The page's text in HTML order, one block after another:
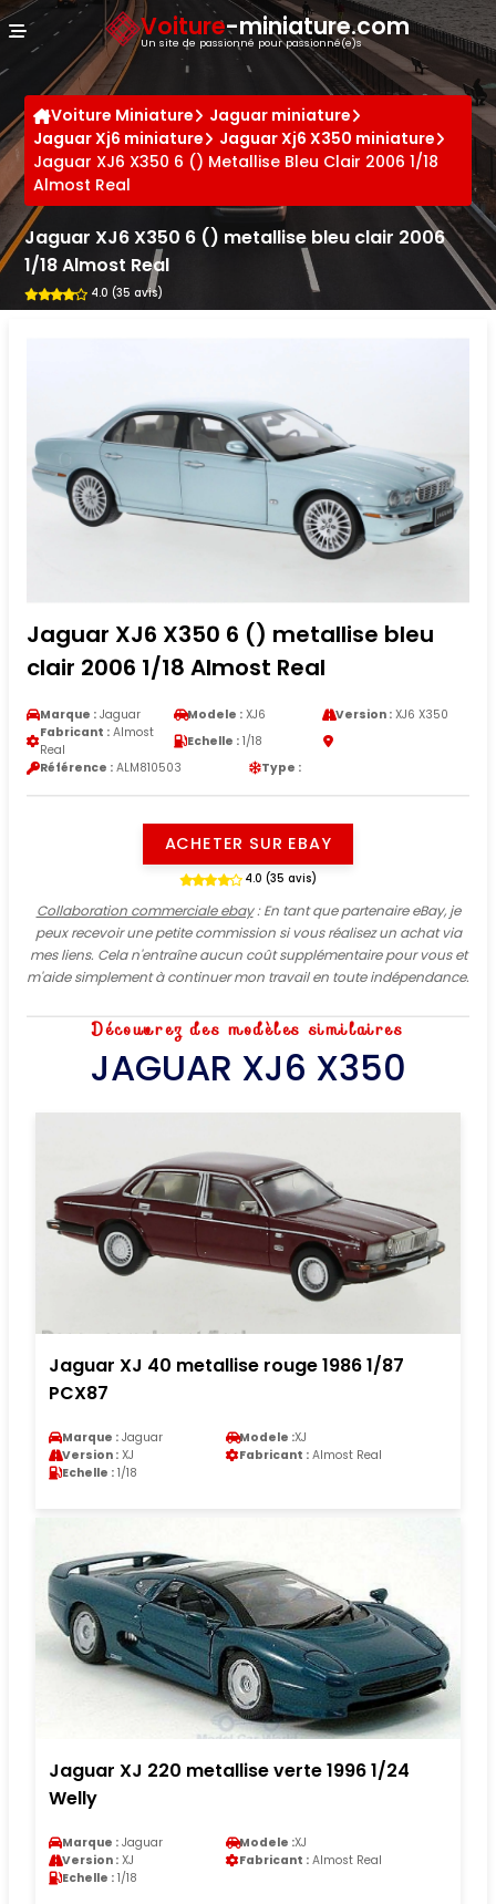
Voiture-miniature.com
Un site de passionné pour passionné(e)s
Voiture Miniature
Jaguar miniature
Jaguar Xj6 miniature
Jaguar Xj6 X350 miniature
Jaguar XJ6 X350 6 () Metallise Bleu Clair 2006 1/18
Almost Real
Jaguar XJ6 X350 6 () metallise bleu clair 2006
1/18 Almost Real
4.0 (35 avis)
Jaguar XJ6 X350 6 () metallise bleu
clair 2006 1/18 Almost Real
Marque : Jaguar Modele : XJ6 Version :XJ6 X350
Fabricant : Almost
Real
Echelle : 1/18
Référence : ALM810503 Type :
ACHETER SUR EBAY
4.0 (35 avis)
Collaboration commerciale ebay: En tant que partenaire eBay, je
peux recevoir une petite commission si vous réalisez un achat via
mes liens. Cela n'entraîne aucun coût supplémentaire pour vous et
m'aide simplement à continuer mon travail en toute indépendance.
Découvrez des modèles similaires
JAGUAR XJ6 X350
Jaguar XJ 40 metallise rouge 1986 1/87
PCX87
Marque : Jaguar Modele :XJ
Version : XJ Fabricant : Almost Real
Echelle : 1/18
Jaguar XJ 220 metallise verte 1996 1/24
Welly
Marque : Jaguar Modele :XJ
Version : XJ Fabricant : Almost Real
Echelle : 1/18
Panneau de gestion des cookies